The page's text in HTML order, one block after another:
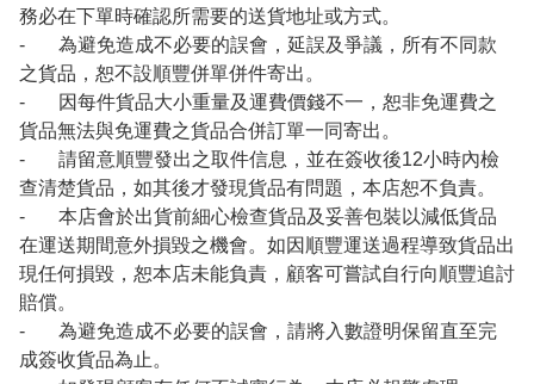
務必在下單時確認所需要的送貨地址或方式。
- 為避免造成不必要的誤會，延誤及爭議，所有不同款
之貨品，恕不設順豐併單併件寄出。
- 因每件貨品大小重量及運費價錢不一，恕非免運費之
貨品無法與免運費之貨品合併訂單一同寄出。
- 請留意順豐發出之取件信息，並在簽收後12小時內檢
查清楚貨品，如其後才發現貨品有問題，本店恕不負責。
- 本店會於出貨前細心檢查貨品及妥善包裝以減低貨品
在運送期間意外損毀之機會。如因順豐運送過程導致貨品出
現任何損毀，恕本店未能負責，顧客可嘗試自行向順豐追討
賠償。
- 為避免造成不必要的誤會，請將入數證明保留直至完
成簽收貨品為止。